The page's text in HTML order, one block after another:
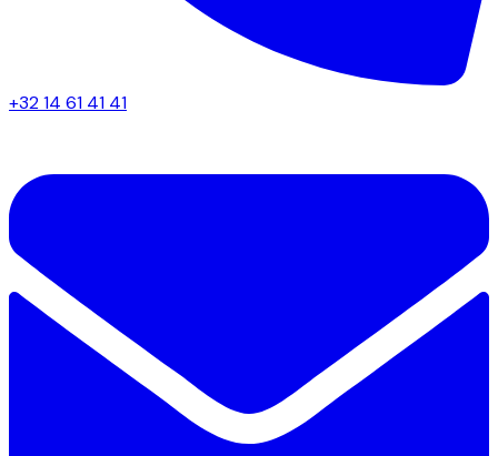
+32 14 61 41 41